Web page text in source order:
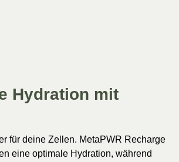
Hydration mit
für deine Zellen. MetaPWR Recharge
eine optimale Hydration, während